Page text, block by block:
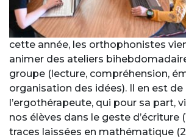
cette année, les orthophonistes
animer des ateliers
groupe (lecture, compréhension,
organisation des idées). Il en est
l’ergothérapeute, qui pour sa part,
nos élèves dans le geste d’écriture
traces laissées en mathématique (2